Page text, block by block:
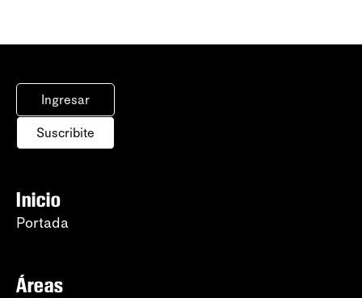
Ingresar
Suscribite
Inicio
Portada
Áreas